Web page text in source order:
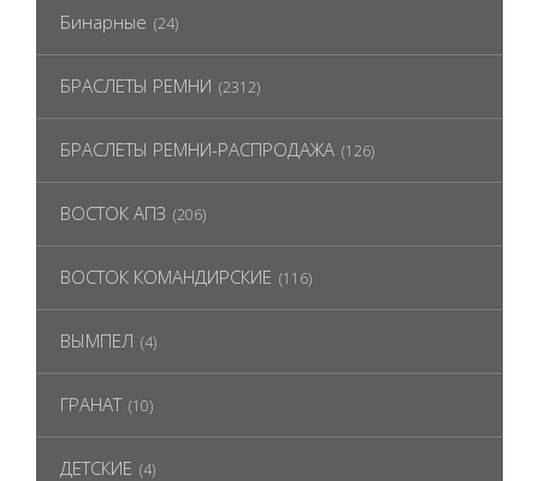
Бинарные (24)
БРАСЛЕТЫ РЕМНИ (2312)
БРАСЛЕТЫ РЕМНИ-РАСПРОДАЖА (126)
ВОСТОК АПЗ (206)
ВОСТОК КОМАНДИРСКИЕ (116)
ВЫМПЕЛ (4)
ГРАНАТ (10)
ДЕТСКИЕ (4)